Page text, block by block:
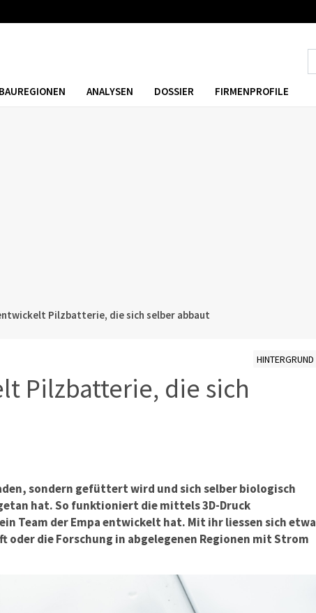
BAUREGIONEN ANALYSEN DOSSIER FIRMENPROFILE
Pilzbatterie, die sich selber abbaut
HINTERGRUND
Pilzbatterie, die sich
sondern gefüttert wird und sich selber biologisch
hat. So funktioniert die mittels 3D-Druck
Team der Empa entwickelt hat. Mit ihr liessen sich etwa
oder die Forschung in abgelegenen Regionen mit Strom